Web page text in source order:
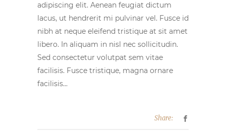
adipiscing elit. Aenean feugiat dictum
lacus, ut hendrerit mi pulvinar vel. Fusce id
nibh at neque eleifend tristique at sit amet
libero. In aliquam in nisl nec sollicitudin.
Sed consectetur volutpat sem vitae
facilisis. Fusce tristique, magna ornare
facilisis...
Share: